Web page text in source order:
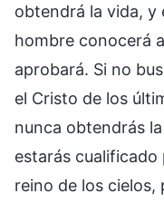
obtendrá la vida, y
hombre conocerá
aprobará. Si no
el Cristo de los
nunca obtendrás
estarás
reino de los